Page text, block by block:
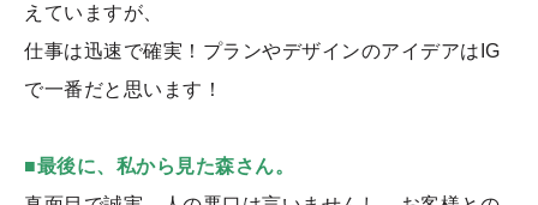
えていますが、
仕事は迅速で確実！プランやデザインのアイデアはIG
で一番だと思います！
■最後に、私から見た森さん。